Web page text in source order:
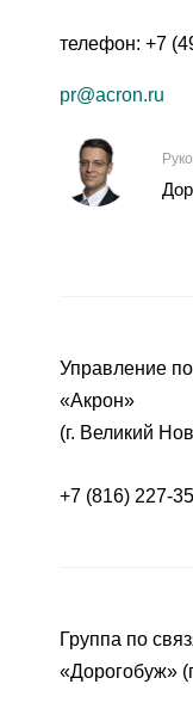
телефон: +7
pr@acron.ru
Управление
«Акрон»
(г. Великий
+7 (816) 227-
Группа по
«Дорогобуж»